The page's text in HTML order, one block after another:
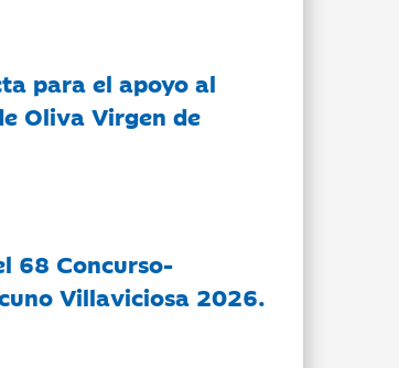
para el apoyo al
Oliva Virgen de
68 Concurso-
Villaviciosa 2026.